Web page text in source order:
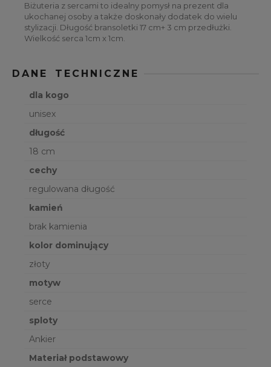
Biżuteria z sercami to idealny pomysł na prezent dla
ukochanej osoby a także doskonały dodatek do wielu
stylizacji. Długość bransoletki 17 cm+ 3 cm przedłużki.
Wielkość serca 1cm x 1cm.
DANE TECHNICZNE
dla kogo
unisex
długość
18 cm
cechy
regulowana długość
kamień
brak kamienia
kolor dominujący
złoty
motyw
serce
sploty
Ankier
Materiał podstawowy